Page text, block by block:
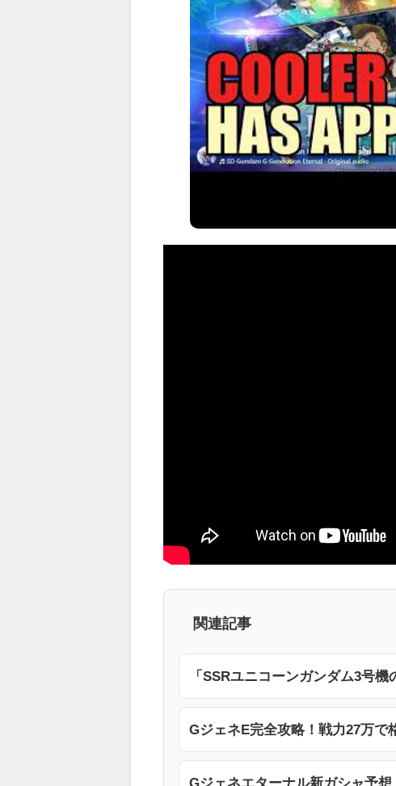
関連記事
「SSRユニコーンガンダム3号機
GジェネE完全攻略！戦力27万で
Gジェネエターナル新ガシャ予